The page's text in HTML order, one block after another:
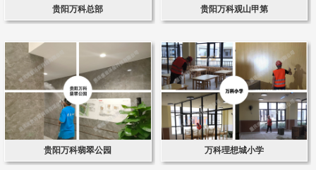
贵阳万科总部 贵阳万科观山甲第
贵阳万科翡翠公园 万科理想城小学